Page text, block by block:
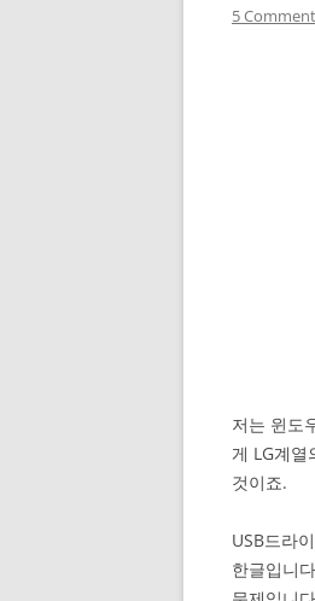
5
저는 윈도
게 LG계
것이죠.
USB드라
한글입니